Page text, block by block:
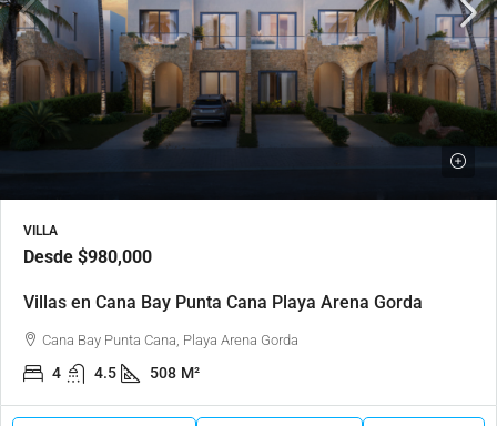
VILLA
Desde $980,000
Villas en Cana Bay Punta Cana Playa Arena Gorda
Cana Bay Punta Cana, Playa Arena Gorda
4 4.5 508 M²